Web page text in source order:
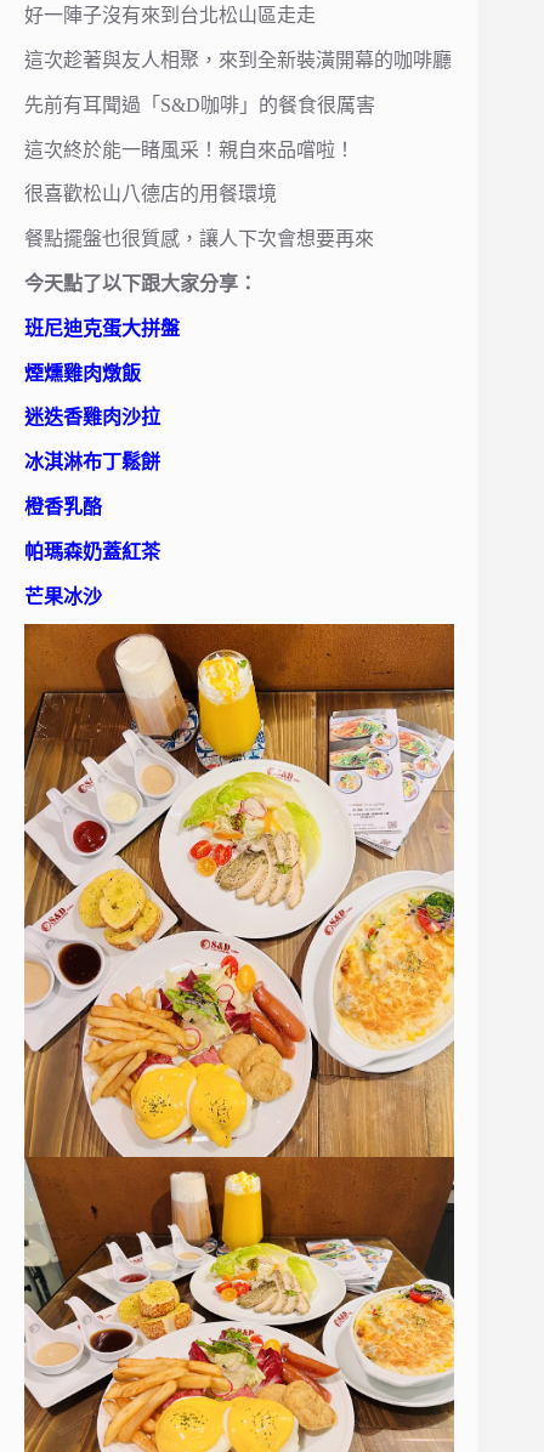
好一陣子沒有來到台北松山區走走
這次趁著與友人相聚，來到全新裝潢開幕的咖啡廳
先前有耳聞過「S&D咖啡」的餐食很厲害
這次終於能一睹風采！親自來品嚐啦！
很喜歡松山八德店的用餐環境
餐點擺盤也很質感，讓人下次會想要再來
今天點了以下跟大家分享：
班尼迪克蛋大拼盤
煙燻雞肉燉飯
迷迭香雞肉沙拉
冰淇淋布丁鬆餅
橙香乳酪
帕瑪森奶蓋紅茶
芒果冰沙